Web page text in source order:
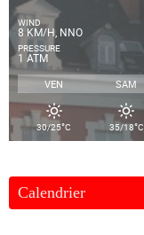
WIND
8 KM/H, NNO
PRESSURE
1 ATM
VEN SAM
30/25°C 35/18°C
Calendrier